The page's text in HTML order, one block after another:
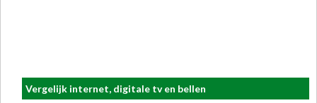
Vergelijk internet, digitale tv en bellen